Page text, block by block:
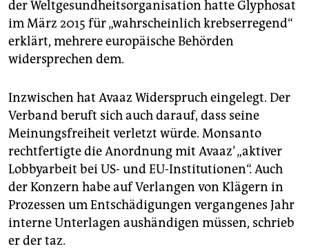
der Weltgesundheitsorganisation hatte Glyphosat
im März 2015 für „wahrscheinlich krebserregend“
erklärt, mehrere europäische Behörden
widersprechen dem.
Inzwischen hat Avaaz Widerspruch eingelegt. Der
Verband beruft sich auch darauf, dass seine
Meinungsfreiheit verletzt würde. Monsanto
rechtfertigte die Anordnung mit Avaaz’ „aktiver
Lobbyarbeit bei US- und EU-Institutionen“. Auch
der Konzern habe auf Verlangen von Klägern in
Prozessen um Entschädigungen vergangenes Jahr
interne Unterlagen aushändigen müssen, schrieb
er der taz.